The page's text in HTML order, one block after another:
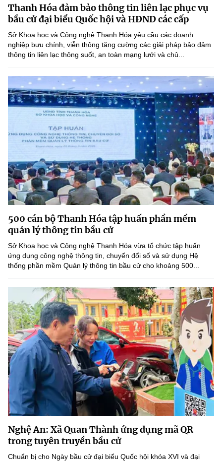
Sở Khoa học và Công nghệ
Chuyển đổi số
Bưu chính, Viễn thông
Tiêu chuẩn, đo lường, chất lượng
Năng lượng nguyên tử
Tin tổng hợp
Tin địa phương
Văn bản QPPL
Văn bản chỉ đạo điều hành
Lấy ý kiến người dân về dự thảo VBQPPL
MST IOFFICE
THỐNG KÊ
Khoa học và Công nghệ
Đổi mới sáng tạo
Chuyển đổi số
Bưu chính, Viễn thông
Tiêu chuẩn, đo lường, chất lượng
Năng lượng nguyên tử
Multimedia
THƯ ĐIỆN TỬ
Khác
Infographic
Ảnh
Voice
Nhiệm vụ trọng tâm
Chọn ngôn ngữ
Vietnamese English
BỘ KHOA HỌC VÀ CÔNG NGHỆ
MINISTRY OF SCIENCE AND TECHNOLOGY
Điều khoản sử dụng Theo dõi MST: Góp ý
Cơ quan chủ quản: Bộ Khoa học và Công nghệ (MST)
Chịu trách nhiệm nội dung: Nguyễn Thị Hải Hằng
Giám đốc Trung tâm Truyền thông Khoa học và Công nghệ.
Liên hệ
Địa chỉ: Ban Biên tập Cổng TTĐT - 18 Nguyễn Du, TP. Hà Nội
Điện thoại: 024 3936 9506
Email:stc@mst.gov.vn
©2026 Bản quyền thuộc Bộ Khoa Học và Công Nghệ
(Ghi rõ nguồn "https://mst.gov.vn" khi phát hành lại thông tin từ
website này)
Thanh Hóa đảm bảo thông tin liên lạc phục vụ
bầu cử đại biểu Quốc hội và HĐND các cấp
Sở Khoa học và Công nghệ Thanh Hóa yêu cầu các doanh
nghiệp bưu chính, viễn thông tăng cường các giải pháp bảo đảm
thông tin liên lạc thông suốt, an toàn mạng lưới và chủ...
500 cán bộ Thanh Hóa tập huấn phần mềm
quản lý thông tin bầu cử
Sở Khoa học và Công nghệ Thanh Hóa vừa tổ chức tập huấn
ứng dụng công nghệ thông tin, chuyển đổi số và sử dụng Hệ
thống phần mềm Quản lý thông tin bầu cử cho khoảng 500...
Nghệ An: Xã Quan Thành ứng dụng mã QR
trong tuyên truyền bầu cử
Chuẩn bị cho Ngày bầu cử đại biểu Quốc hội khóa XVI và đại